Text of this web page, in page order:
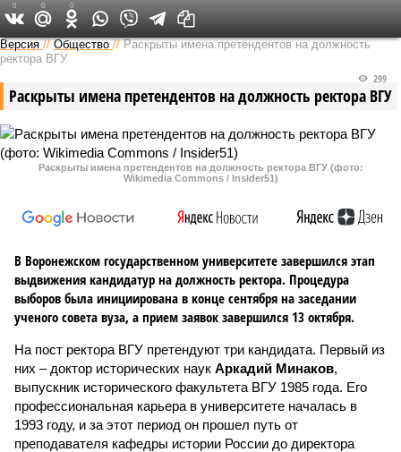
Версия в Воронеже
Версия //Общество //Раскрыты имена претендентов на должность
ректора ВГУ
Раскрыты имена претендентов на должность ректора ВГУ
299
Раскрыты имена претендентов на должность ректора ВГУ (фото:
Wikimedia Commons / Insider51)
В Воронежском государственном университете завершился этап
выдвижения кандидатур на должность ректора. Процедура
выборов была инициирована в конце сентября на заседании
ученого совета вуза, а прием заявок завершился 13 октября.
На пост ректора ВГУ претендуют три кандидата. Первый из
них – доктор исторических наук Аркадий Минаков,
выпускник исторического факультета ВГУ 1985 года. Его
профессиональная карьера в университете началась в
1993 году, и за этот период он прошел путь от
преподавателя кафедры истории России до директора
0 0 0